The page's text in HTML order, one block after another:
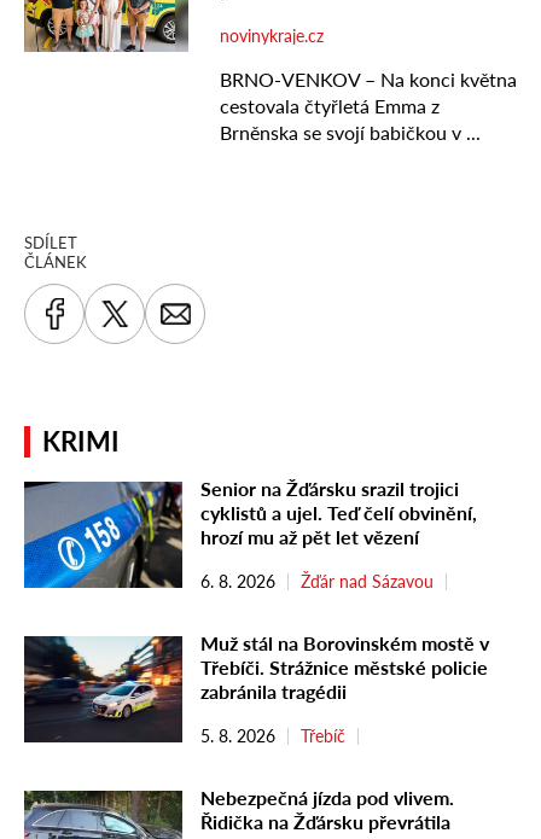
SDÍLET
ČLÁNEK
KRIMI
Senior na Žďársku srazil trojici
cyklistů a ujel. Teď čelí obvinění,
hrozí mu až pět let vězení
6. 8. 2026 Žďár nad Sázavou
Muž stál na Borovinském mostě v
Třebíči. Strážnice městské policie
zabránila tragédii
5. 8. 2026 Třebíč
Nebezpečná jízda pod vlivem.
Řidička na Žďársku převrátila